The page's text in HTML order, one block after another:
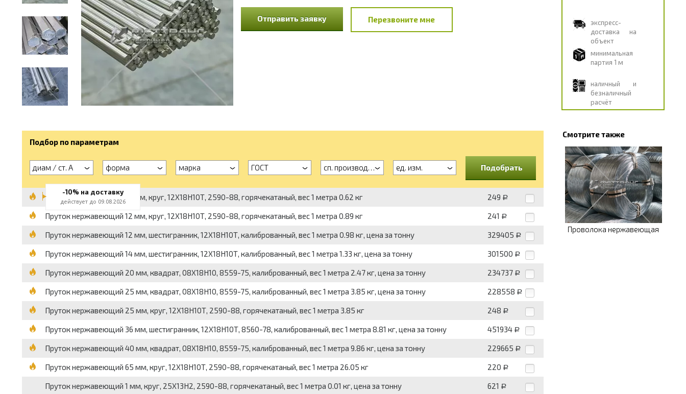
Отправить заявку Перезвоните мне
экспресс-
доставка на
объект
минимальная
партия 1 м
наличный и
безналичный
расчёт
Подбор по параметрам
диам / ст. А форма марка ГОСТ сп. производства ед. изм. Подобрать
Пруток нержавеющий 10 мм, круг, 12Х18Н10Т, 2590-88, горячекатаный, вес 1 метра 0.62 кг 249 Р
Пруток нержавеющий 12 мм, круг, 12Х18Н10Т, 2590-88, горячекатаный, вес 1 метра 0.89 кг 241 Р
Пруток нержавеющий 12 мм, шестигранник, 12Х18Н10Т, калиброванный, вес 1 метра 0.98 кг, цена за тонну 329405 Р
Пруток нержавеющий 14 мм, шестигранник, 12Х18Н10Т, калиброванный, вес 1 метра 1.33 кг, цена за тонну 301500 Р
Пруток нержавеющий 20 мм, квадрат, 08Х18Н10, 8559-75, калиброванный, вес 1 метра 2.47 кг, цена за тонну 234737 Р
Пруток нержавеющий 25 мм, квадрат, 08Х18Н10, 8559-75, калиброванный, вес 1 метра 3.85 кг, цена за тонну 228558 Р
Пруток нержавеющий 25 мм, круг, 12Х18Н10Т, 2590-88, горячекатаный, вес 1 метра 3.85 кг 248 Р
Пруток нержавеющий 36 мм, шестигранник, 12Х18Н10Т, 8560-78, калиброванный, вес 1 метра 8.81 кг, цена за тонну 451934 Р
Пруток нержавеющий 40 мм, квадрат, 08Х18Н10, 8559-75, калиброванный, вес 1 метра 9.86 кг, цена за тонну 229665 Р
Пруток нержавеющий 65 мм, круг, 12Х18Н10Т, 2590-88, горячекатаный, вес 1 метра 26.05 кг 220 Р
Пруток нержавеющий 1 мм, круг, 25Х13Н2, 2590-88, горячекатаный, вес 1 метра 0.01 кг, цена за тонну 621 Р
Смотрите также
Проволока нержавеющая
-10% на доставку
действует до 09.08.2026